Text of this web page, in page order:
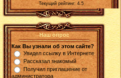
Текущий рейтинг: 4.5
Наш опрос
Как Вы узнали об этом сайте?
Увидел ссылку в Интернете
Рассказал знакомый
Получил приглашение от
администратора